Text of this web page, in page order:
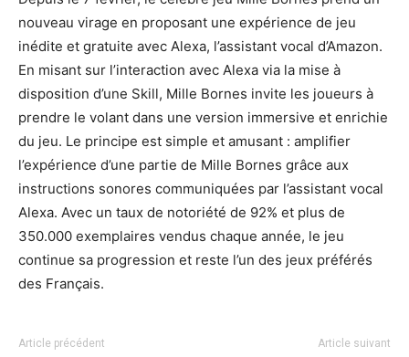
nouveau virage en proposant une expérience de jeu
inédite et gratuite avec Alexa, l’assistant vocal d’Amazon.
En misant sur l’interaction avec Alexa via la mise à
disposition d’une Skill, Mille Bornes invite les joueurs à
prendre le volant dans une version immersive et enrichie
du jeu. Le principe est simple et amusant : amplifier
l’expérience d’une partie de Mille Bornes grâce aux
instructions sonores communiquées par l’assistant vocal
Alexa. Avec un taux de notoriété de 92% et plus de
350.000 exemplaires vendus chaque année, le jeu
continue sa progression et reste l’un des jeux préférés
des Français.
Article précédent Article suivant